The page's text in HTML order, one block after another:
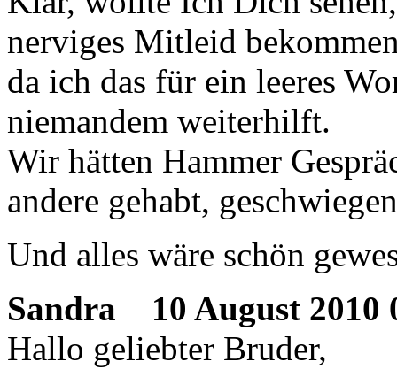
nerviges Mitleid
da ich das für ein leeres
niemandem weiterhilft.
Wir hätten Hammer
andere gehabt,
Und alles wäre schön
Sandra
10 August 2010
Hallo geliebter Bruder,